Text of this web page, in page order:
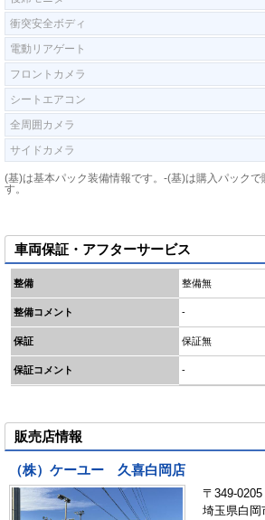
衝突安全ボディ
電動リアゲート
フロントカメラ
シートエアコン
全周囲カメラ
サイドカメラ
(基)は基本パック装備情報です。-(基)は購入パック
す。
車両保証・アフターサービス
整備 整備無
整備コメント -
保証 保証無
保証コメント -
販売店情報
（株）ケーユー 久喜白岡店
〒349-0205
埼玉県白岡